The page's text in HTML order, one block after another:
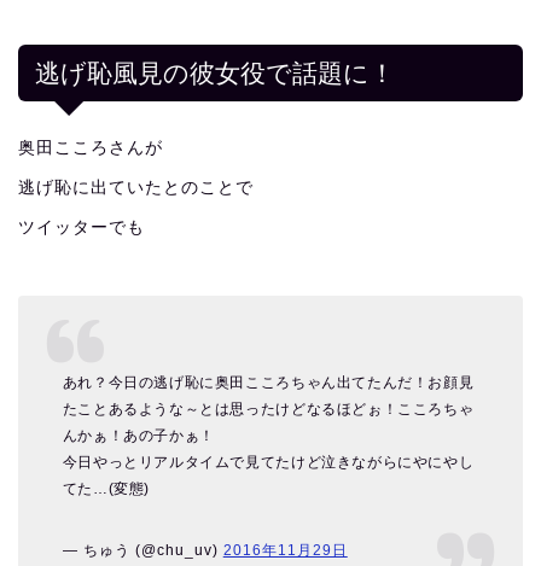
逃げ恥風見の彼女役で話題に！
奥田こころさんが
逃げ恥に出ていたとのことで
ツイッターでも
あれ？今日の逃げ恥に奥田こころちゃん出てたんだ！お顔見
たことあるような～とは思ったけどなるほどぉ！こころちゃ
んかぁ！あの子かぁ！
今日やっとリアルタイムで見てたけど泣きながらにやにやし
てた…(変態)
— ちゅう (@chu_uv) 2016年11月29日